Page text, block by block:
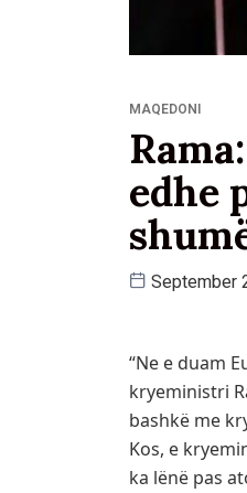
MAQEDONI
edhe
September
“Ne e duam
kryeministri
bashkë me
Kos, e
ka lënë pas